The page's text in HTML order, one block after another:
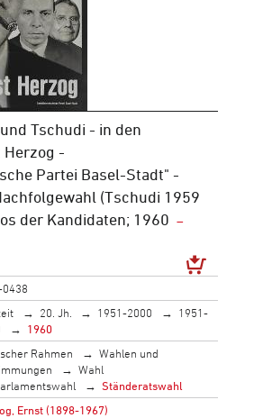
Tschudi - in den
Herzog -
Partei Basel-Stadt" -
(Tschudi 1959
der Kandidaten; 1960
0438
20. Jh. 1951-2000
1951-
1960
Rahmen
Wahlen und
Wahl
Ständeratswahl
Ernst (1898-1967)